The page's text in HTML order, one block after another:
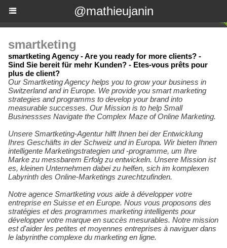
@mathieujanin
smartketing
smartketing Agency - Are you ready for more clients? -
Sind Sie bereit für mehr Kunden? - Etes-vous prêts pour
plus de client?
Our Smartketing Agency helps you to grow your business in
Switzerland and in Europe. We provide you smart marketing
strategies and programms to develop your brand into
measurable successes. Our Mission is to help Small
Businessses Navigate the Complex Maze of Online Marketing.
Unsere Smartketing-Agentur hilft Ihnen bei der Entwicklung
Ihres Geschäfts in der Schweiz und in Europa. Wir bieten Ihnen
intelligente Marketingstrategien und -programme, um Ihre
Marke zu messbarem Erfolg zu entwickeln. Unsere Mission ist
es, kleinen Unternehmen dabei zu helfen, sich im komplexen
Labyrinth des Online-Marketings zurechtzufinden.
Notre agence Smartketing vous aide à développer votre
entreprise en Suisse et en Europe. Nous vous proposons des
stratégies et des programmes marketing intelligents pour
développer votre marque en succès mesurables. Notre mission
est d'aider les petites et moyennes entreprises à naviguer dans
le labyrinthe complexe du marketing en ligne.